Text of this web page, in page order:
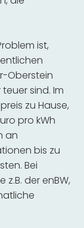
ist,
Oberstein
sind. Im
zu Hause,
pro kWh
an
bis zu
Bei
z.B. der enBW,